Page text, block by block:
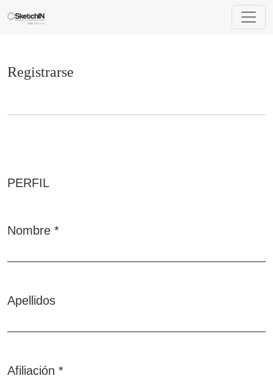
Registrarse
PERFIL
Nombre *
Apellidos
Afiliación *